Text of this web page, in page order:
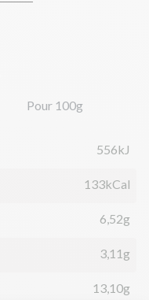
Pour 100g
556kJ
133kCal
6,52g
3,11g
13,10g